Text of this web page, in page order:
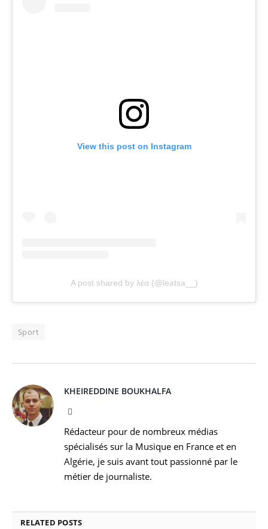
View this post on Instagram
A post shared by λέα (@leatsa__)
Sport
KHEIREDDINE BOUKHALFA
Rédacteur pour de nombreux médias
spécialisés sur la Musique en France et en
Algérie, je suis avant tout passionné par le
métier de journaliste.
RELATED POSTS